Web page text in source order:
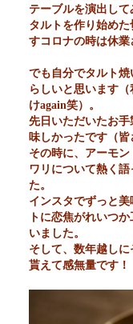
テーブルを演出して
タルトを作り始め
すコロナの時は休業
でも自分でタルト
らしいと思います
けagain笑）。
先日いただいたお
味しかったです（
その時に、アーモ
ワリについて熱く
た。
インスタでずっと
トに恋焦がれいつ
いました。
そして、数年越し
貰えて感無量です！